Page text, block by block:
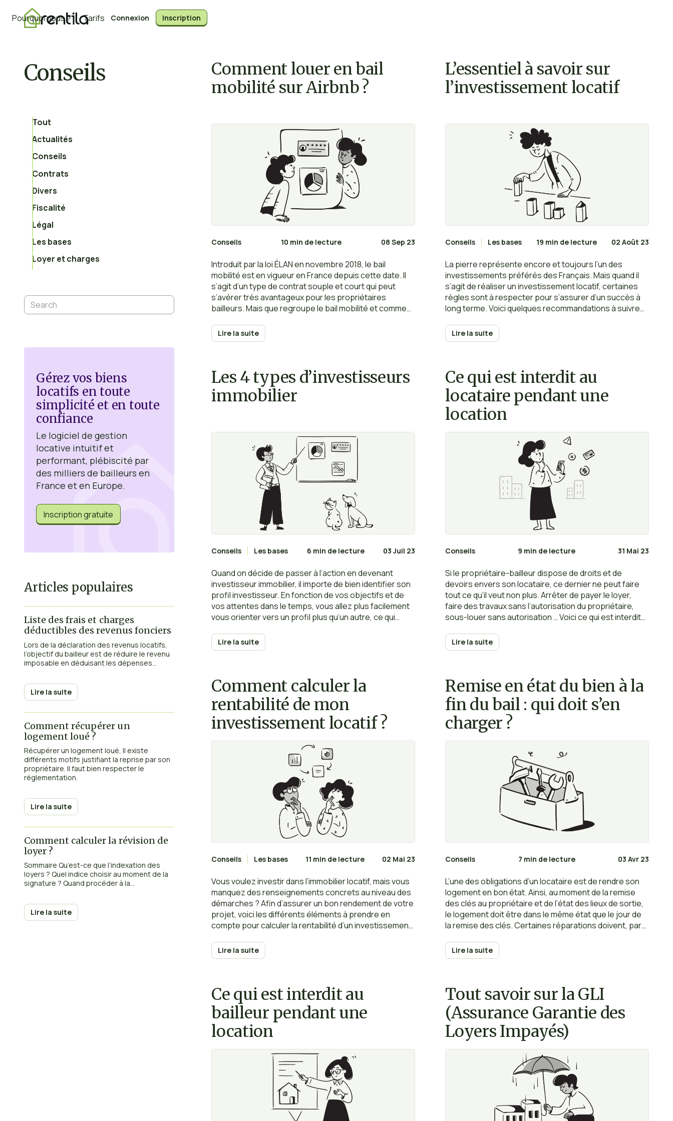
Connexion Inscription
Pourquoi nous ? Tarifs
Conseils
Tout
Actualités
Conseils
Contrats
Divers
Fiscalité
Légal
Les bases
Loyer et charges
Gérez vos biens
locatifs en toute
simplicité et en toute
confiance
Le logiciel de gestion
locative intuitif et
performant, plébiscité par
des milliers de bailleurs en
France et en Europe.
Inscription gratuite
Articles populaires
Liste des frais et charges
déductibles des revenus fonciers
Lors de la déclaration des revenus locatifs,
l’objectif du bailleur est de réduire le revenu
imposable en déduisant les dépenses...
Lire la suite
Comment récupérer un
logement loué ?
Récupérer un logement loué, Il existe
différents motifs justifiant la reprise par son
propriétaire. Il faut bien respecter le
réglementation.
Lire la suite
Comment calculer la révision de
loyer ?
Sommaire Qu’est-ce que l’indexation des
loyers ? Quel indice choisir au moment de la
signature ? Quand procéder à la...
Lire la suite
Comment louer en bail
mobilité sur Airbnb ?
Conseils 10 min de lecture 08 Sep 23
Introduit par la loi ÉLAN en novembre 2018, le bail
mobilité est en vigueur en France depuis cette date. Il
s’agit d’un type de contrat souple et court qui peut
s’avérer très avantageux pour les propriétaires
bailleurs. Mais que regroupe le bail mobilité et comment
Lire la suite
L’essentiel à savoir sur
l’investissement locatif
Conseils Les bases 19 min de lecture 02 Août 23
La pierre représente encore et toujours l’un des
investissements préférés des Français. Mais quand il
s’agit de réaliser un investissement locatif, certaines
règles sont à respecter pour s’assurer d’un succès à
long terme. Voici quelques recommandations à suivre
Lire la suite
Les 4 types d’investisseurs
immobilier
Conseils Les bases 6 min de lecture 03 Juil 23
Quand on décide de passer à l’action en devenant
investisseur immobilier, il importe de bien identifier son
profil investisseur. En fonction de vos objectifs et de
vos attentes dans le temps, vous allez plus facilement
vous orienter vers un profil plus qu’un autre, ce qui
Lire la suite
Ce qui est interdit au
locataire pendant une
location
Conseils 9 min de lecture 31 Mai 23
Si le propriétaire-bailleur dispose de droits et de
devoirs envers son locataire, ce dernier ne peut faire
tout ce qu’il veut non plus. Arrêter de payer le loyer,
faire des travaux sans l’autorisation du propriétaire,
sous-louer sans autorisation … Voici ce qui est interdit
Lire la suite
Comment calculer la
rentabilité de mon
investissement locatif ?
Conseils Les bases 11 min de lecture 02 Mai 23
Vous voulez investir dans l’immobilier locatif, mais vous
manquez des renseignements concrets au niveau des
démarches ? Afin d’assurer un bon rendement de votre
projet, voici les différents éléments à prendre en
compte pour calculer la rentabilité d’un investissement
Lire la suite
Remise en état du bien à la
fin du bail : qui doit s’en
charger ?
Conseils 7 min de lecture 03 Avr 23
L’une des obligations d’un locataire est de rendre son
logement en bon état. Ainsi, au moment de la remise
des clés au propriétaire et de l’état des lieux de sortie,
le logement doit être dans le même état que le jour de
la remise des clés. Certaines réparations doivent, par
Lire la suite
Ce qui est interdit au
bailleur pendant une
location
Tout savoir sur la GLI
(Assurance Garantie des
Loyers Impayés)